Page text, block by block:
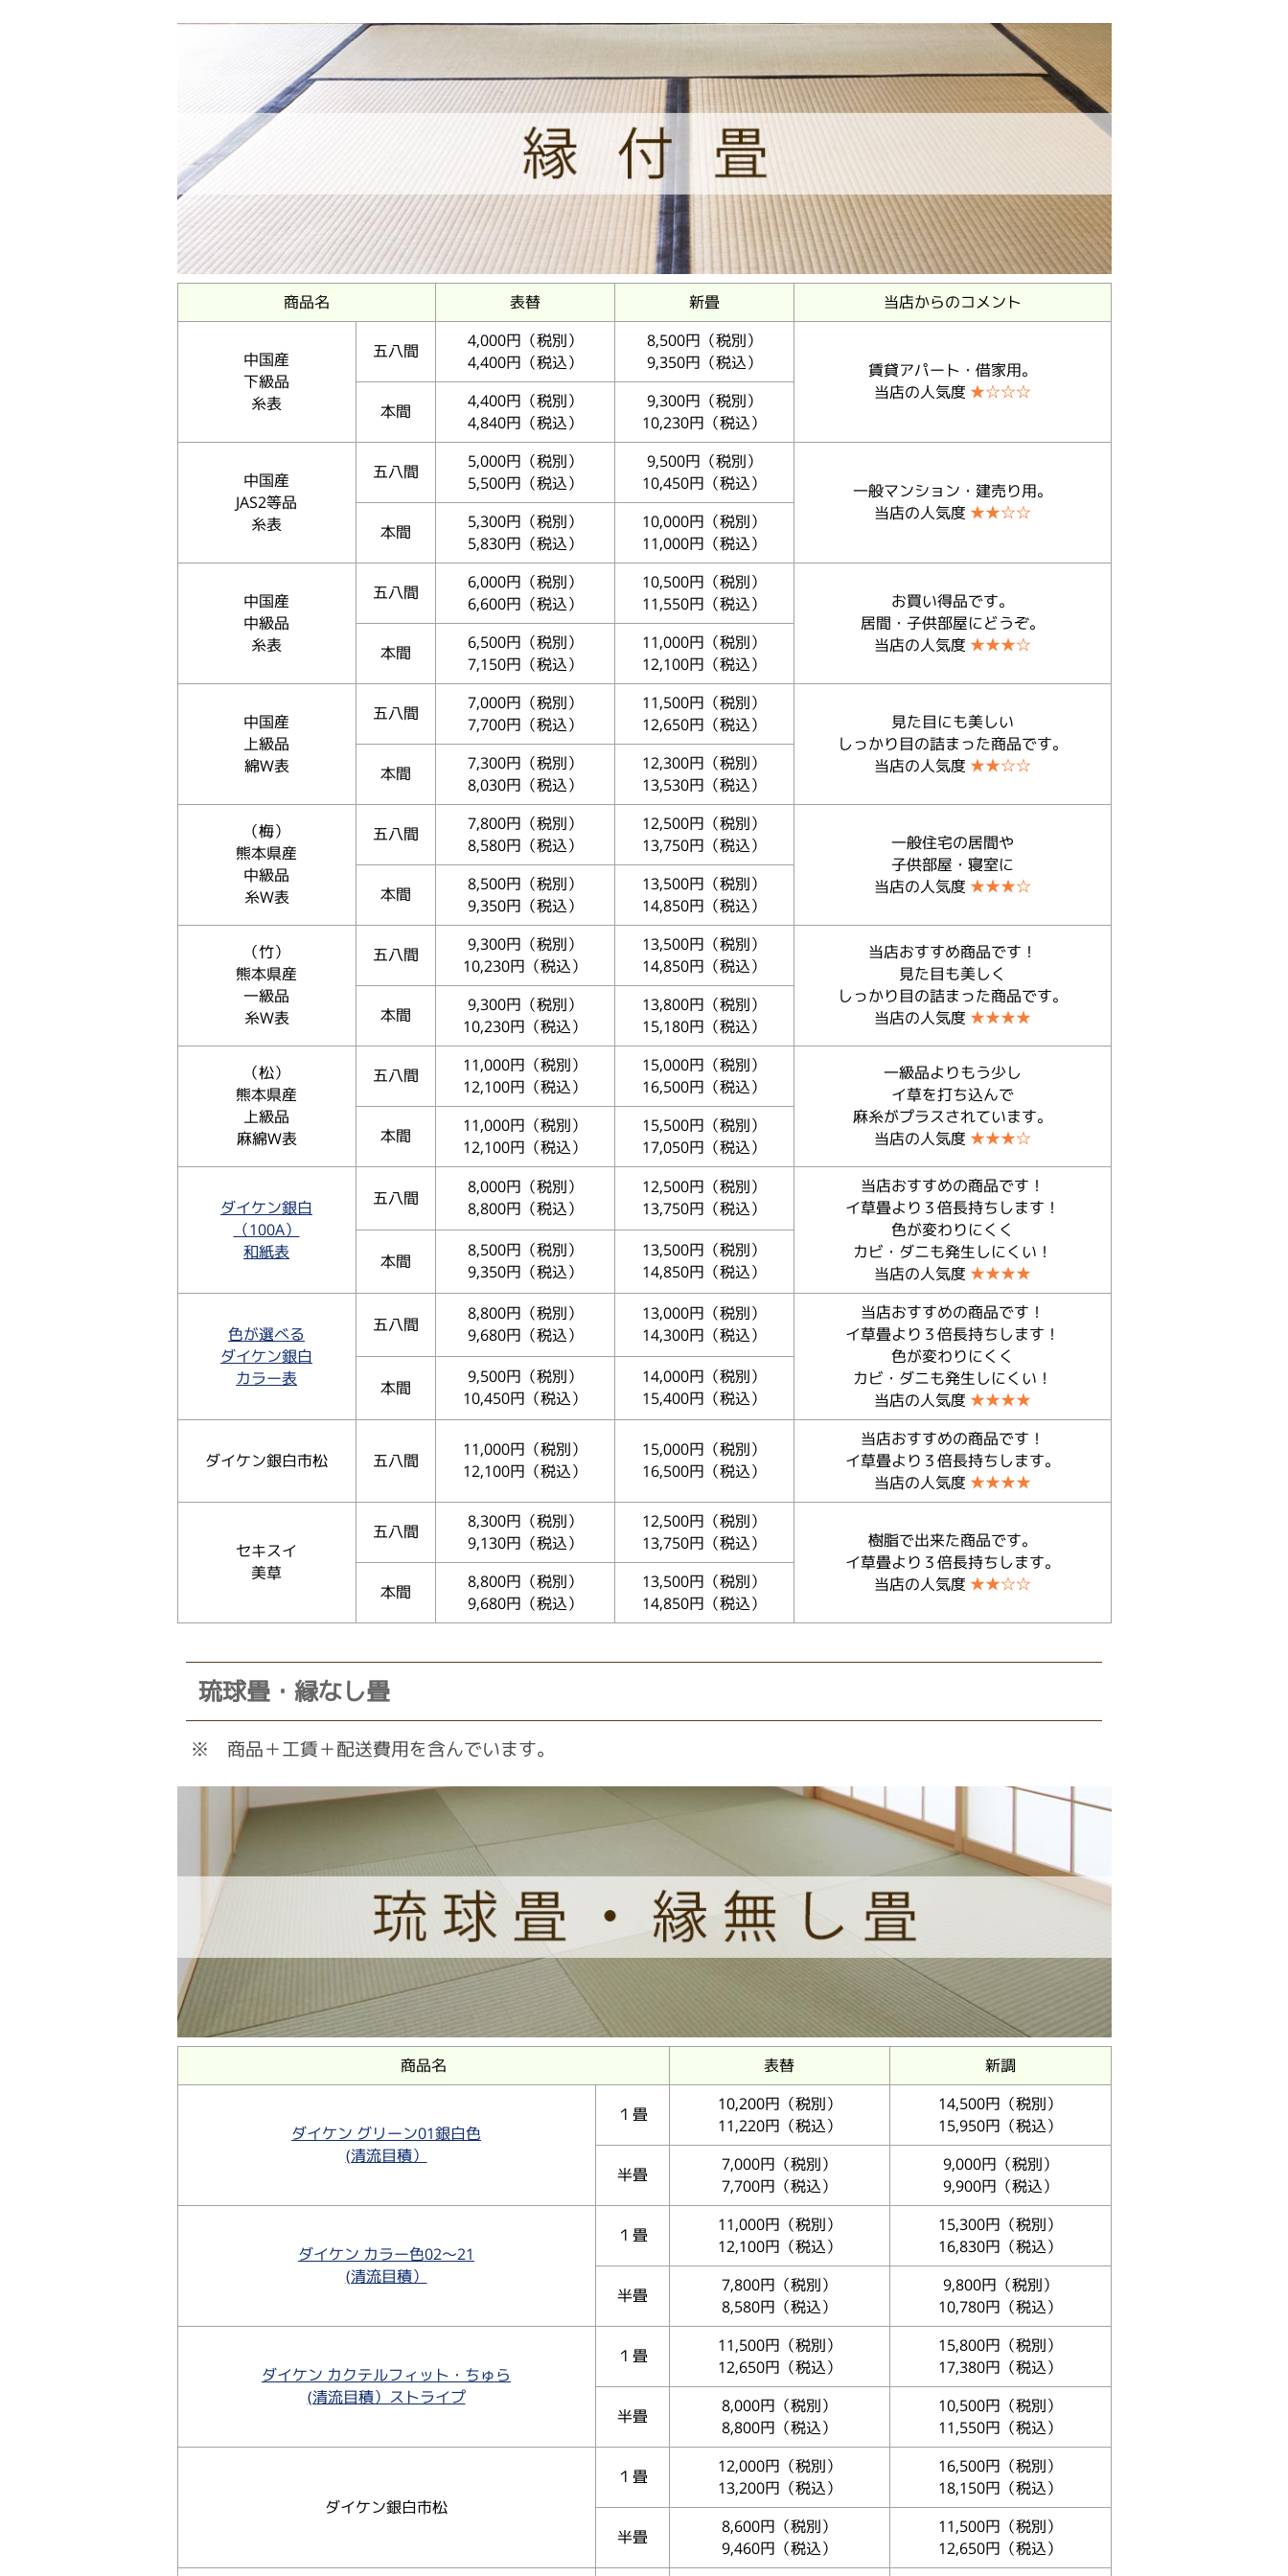
商品名 表替 新畳 当店からのコメント
中国産
下級品
糸表
五八間
4,000円（税別）
4,400円（税込）
8,500円（税別）
9,350円（税込）
賃貸アパート・借家用。
当店の人気度 ★☆☆☆
本間
4,400円（税別）
4,840円（税込）
9,300円（税別）
10,230円（税込）
中国産
JAS2等品
糸表
五八間
5,000円（税別）
5,500円（税込）
9,500円（税別）
10,450円（税込）
一般マンション・建売り用。
当店の人気度 ★★☆☆
本間
5,300円（税別）
5,830円（税込）
10,000円（税別）
11,000円（税込）
中国産
中級品
糸表
五八間
6,000円（税別）
6,600円（税込）
10,500円（税別）
11,550円（税込）
お買い得品です。
居間・子供部屋にどうぞ。
当店の人気度 ★★★☆
本間
6,500円（税別）
7,150円（税込）
11,000円（税別）
12,100円（税込）
中国産
上級品
綿W表
五八間
7,000円（税別）
7,700円（税込）
11,500円（税別）
12,650円（税込）
見た目にも美しい
しっかり目の詰まった商品です。
当店の人気度 ★★☆☆
本間
7,300円（税別）
8,030円（税込）
12,300円（税別）
13,530円（税込）
（梅）
熊本県産
中級品
糸W表
五八間
7,800円（税別）
8,580円（税込）
12,500円（税別）
13,750円（税込）
一般住宅の居間や
子供部屋・寝室に
当店の人気度 ★★★☆
本間
8,500円（税別）
9,350円（税込）
13,500円（税別）
14,850円（税込）
（竹）
熊本県産
一級品
糸W表
五八間
9,300円（税別）
10,230円（税込）
13,500円（税別）
14,850円（税込）
当店おすすめ商品です！
見た目も美しく
しっかり目の詰まった商品です。
当店の人気度 ★★★★
本間
9,300円（税別）
10,230円（税込）
13,800円（税別）
15,180円（税込）
（松）
熊本県産
上級品
麻綿W表
五八間
11,000円（税別）
12,100円（税込）
15,000円（税別）
16,500円（税込）
一級品よりもう少し
イ草を打ち込んで
麻糸がプラスされています。
当店の人気度 ★★★☆
本間
11,000円（税別）
12,100円（税込）
15,500円（税別）
17,050円（税込）
ダイケン銀白
（100A）
和紙表
五八間
8,000円（税別）
8,800円（税込）
12,500円（税別）
13,750円（税込）
当店おすすめの商品です！
イ草畳より３倍長持ちします！
色が変わりにくく
カビ・ダニも発生しにくい！
当店の人気度 ★★★★
本間
8,500円（税別）
9,350円（税込）
13,500円（税別）
14,850円（税込）
色が選べる
ダイケン銀白
カラー表
五八間
8,800円（税別）
9,680円（税込）
13,000円（税別）
14,300円（税込）
当店おすすめの商品です！
イ草畳より３倍長持ちします！
色が変わりにくく
カビ・ダニも発生しにくい！
当店の人気度 ★★★★
本間
9,500円（税別）
10,450円（税込）
14,000円（税別）
15,400円（税込）
ダイケン銀白市松 五八間
11,000円（税別）
12,100円（税込）
15,000円（税別）
16,500円（税込）
当店おすすめの商品です！
イ草畳より３倍長持ちします。
当店の人気度 ★★★★
セキスイ
美草
五八間
8,300円（税別）
9,130円（税込）
12,500円（税別）
13,750円（税込）
樹脂で出来た商品です。
イ草畳より３倍長持ちします。
当店の人気度 ★★☆☆
本間
8,800円（税別）
9,680円（税込）
13,500円（税別）
14,850円（税込）
琉球畳・縁なし畳
※ 商品＋工賃＋配送費用を含んでいます。
商品名 表替 新調
ダイケン グリーン01銀白色
(清流目積）
１畳
10,200円（税別）
11,220円（税込）
14,500円（税別）
15,950円（税込）
半畳
7,000円（税別）
7,700円（税込）
9,000円（税別）
9,900円（税込）
ダイケン カラー色02〜21
(清流目積）
１畳
11,000円（税別）
12,100円（税込）
15,300円（税別）
16,830円（税込）
半畳
7,800円（税別）
8,580円（税込）
9,800円（税別）
10,780円（税込）
ダイケン カクテルフィット・ちゅら
(清流目積）ストライプ
１畳
11,500円（税別）
12,650円（税込）
15,800円（税別）
17,380円（税込）
半畳
8,000円（税別）
8,800円（税込）
10,500円（税別）
11,550円（税込）
ダイケン銀白市松
１畳
12,000円（税別）
13,200円（税込）
16,500円（税別）
18,150円（税込）
半畳
8,600円（税別）
9,460円（税込）
11,500円（税別）
12,650円（税込）